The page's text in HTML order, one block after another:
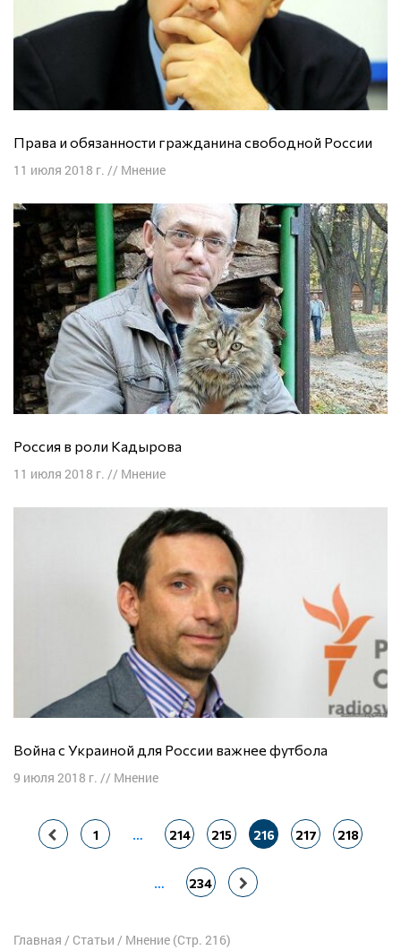
Права и обязанности гражданина свободной России
11 июля 2018 г. // Мнение
Россия в роли Кадырова
11 июля 2018 г. // Мнение
Война с Украиной для России важнее футбола
9 июля 2018 г. // Мнение
Навигация
1 … 214 215 216 217 218
… 234
Главная / Статьи / Мнение (Стр. 216)